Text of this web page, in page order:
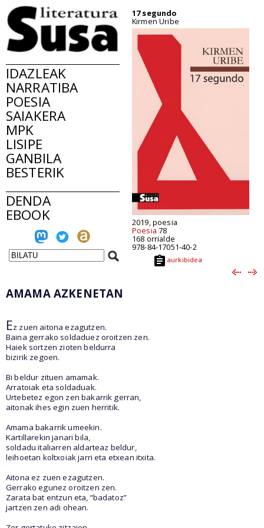
IDAZLEAK
NARRATIBA
POESIA
SAIAKERA
MPK
LISIPE
GANBILA
BESTERIK
DENDA
EBOOK
17 segundo
Kirmen Uribe
2019, poesia
Poesia 78
168 orrialde
978-84-17051-40-2
aurkibidea
AMAMA AZKENETAN
Ez zuen aitona ezagutzen.
Baina gerrako soldaduez oroitzen zen.
Haiek sortzen zioten beldurra
bizirik zegoen.
Bi beldur zituen amamak.
Arratoiak eta soldaduak.
Urtebetez egon zen bakarrik gerran,
aitonak ihes egin zuen herritik.
Amama bakarrik umeekin.
Kartillarekin janari bila,
soldadu italiarren aldarteaz beldur,
leihoetan koltxoiak jarri eta etxean itxita.
Aitona ez zuen ezagutzen.
Gerrako egunez oroitzen zen.
Zarata bat entzun eta, “badatoz”
jartzen zen adi ohean.